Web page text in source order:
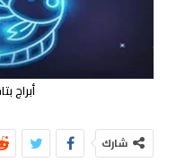
أبراج
شارك